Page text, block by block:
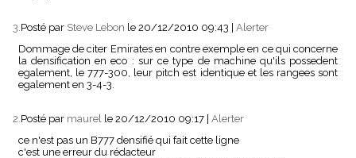
3.Posté par Steve Lebon le 20/12/2010 09:43
Alerter
Dommage de citer Emirates en contre exemple en ce qui concerne
la densification en eco : sur ce type de machine qu'ils possedent
egalement, le 777-300, leur pitch est identique et les rangees sont
egalement en 3-4-3.
2.Posté par maurel le 20/12/2010 09:17 Alerter
ce n'est pas un B777 densifié qui fait cette ligne
c'est une erreur du rédacteur